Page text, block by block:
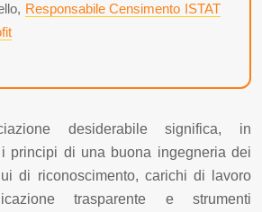
Responsabile Censimento ISTAT
desiderabile significa, in
principi di una buona ingegneria dei
di riconoscimento, carichi di lavoro
trasparente e strumenti